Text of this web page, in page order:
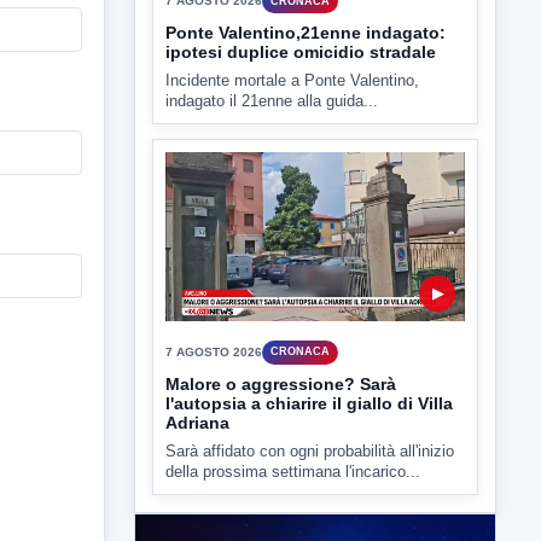
▶
7 AGOSTO 2026 CRONACA
Ponte Valentino,21enne indagato:
ipotesi duplice omicidio stradale
Incidente mortale a Ponte Valentino,
indagato il 21enne alla guida...